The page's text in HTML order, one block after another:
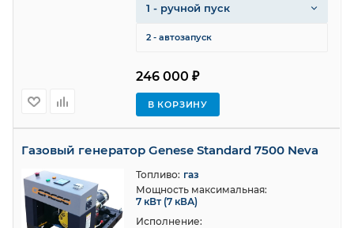
246 000 ₽
В КОРЗИНУ
1 - ручной пуск
2 - автозапуск
Газовый генератор Genese Standard 7500 Neva
Топливо: газ
Мощность максимальная:
7 кВт (7 кВА)
Исполнение: